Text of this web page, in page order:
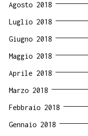
Agosto 2018
Luglio 2018
Giugno 2018
Maggio 2018
Aprile 2018
Marzo 2018
Febbraio 2018
Gennaio 2018